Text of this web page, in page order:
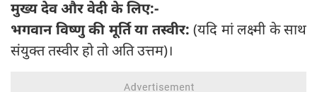
मुख्य देव और वेदी के लिए:-
भगवान विष्णु की मूर्ति या तस्वीर: (यदि मां लक्ष्मी के साथ
संयुक्त तस्वीर हो तो अति उत्तम)।